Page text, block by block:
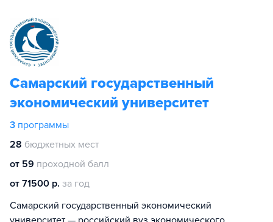
Самарский государственный
экономический университет
3 программы
28 бюджетных мест
от 59 проходной балл
от 71500 р. за год
Самарский государственный экономический